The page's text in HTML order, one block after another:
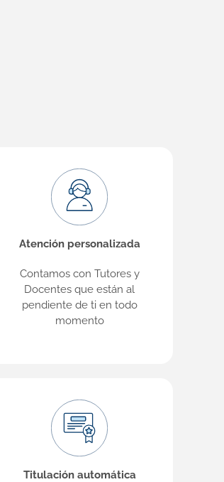
Atención personalizada
Contamos con Tutores y
Docentes que están al
pendiente de ti en todo
momento
Titulación automática